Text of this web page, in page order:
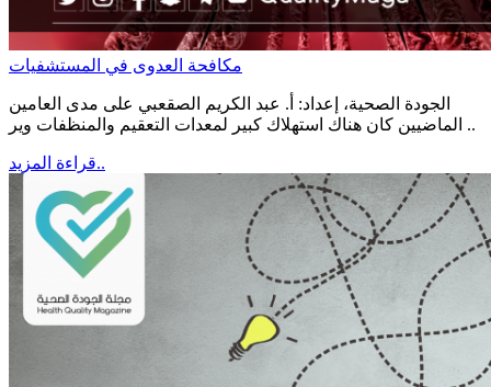
مكافحة العدوى في المستشفيات
الجودة الصحية، إعداد: أ. عبد الكريم الصقعبي على مدى العامين
الماضيين كان هناك استهلاك كبير لمعدات التعقيم والمنظفات وير ..
قراءة المزيد..